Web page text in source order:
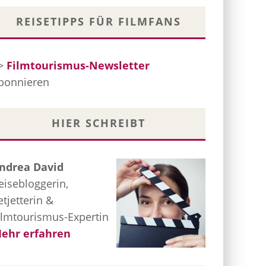
REISETIPPS FÜR FILMFANS
Filmtourismus-Newsletter
HIER SCHREIBT
David
&
Expertin
erfahren